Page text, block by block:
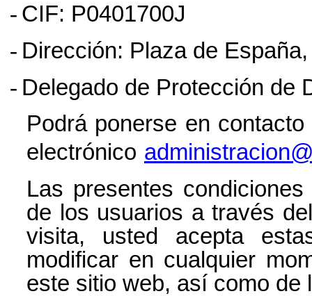
- CIF: P0401700J
- Dirección: Plaza de
- Delegado de Protección de
Podrá ponerse en
electrónico
Las presentes
de los usuarios a través
visita, usted acepta
modificar en cualquier
este sitio web, así como de